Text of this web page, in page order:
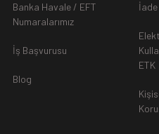
sonra gerekli incelemelerin
(5) ile On (10) iş günü”
sözleşme yükümlülüğüne
Banka Havale / EFT
Numaralarımız
İş Başvurusu
Blog
İade
ETK